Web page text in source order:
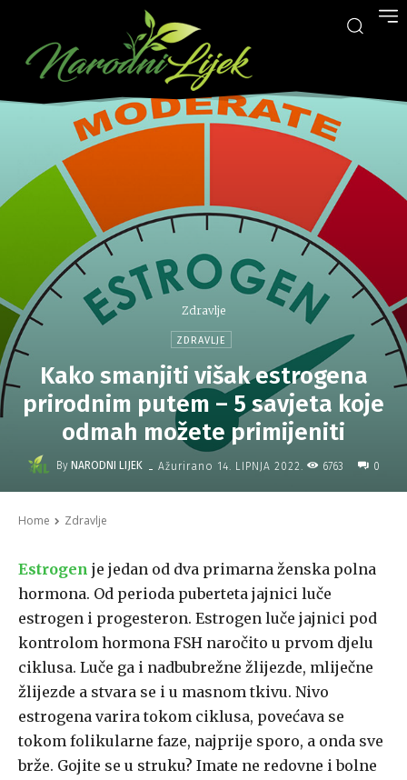
Zdravlje
ZDRAVLJE
Kako smanjiti višak estrogena
prirodnim putem – 5 savjeta koje
odmah možete primijeniti
By NARODNI LIJEK - Ažurirano 14. LIPNJA 2022. 6763 0
Home Zdravlje
Estrogen je jedan od dva primarna ženska polna
hormona. Od perioda puberteta jajnici luče
estrogen i progesteron. Estrogen luče jajnici pod
kontrolom hormona FSH naročito u prvom djelu
ciklusa. Luče ga i nadbubrežne žlijezde, mliječne
žlijezde a stvara se i u masnom tkivu. Nivo
estrogena varira tokom ciklusa, povećava se
tokom folikularne faze, najprije sporo, a onda sve
brže. Gojite se u struku? Imate ne redovne i bolne